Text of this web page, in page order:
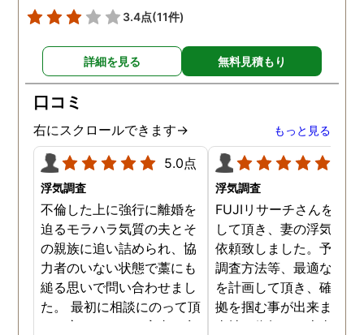
3.4点(11件)
詳細を見る 無料見積もり
口コミ
右にスクロールできます→ もっと見る
5.0点
浮気調査
不倫した上に強行に離婚を
迫るモラハラ気質の夫とそ
の親族に追い詰められ、協
力者のいない状態で藁にも
縋る思いで問い合わせまし
た。 最初に相談にのって頂
いた方も、とても率直に意
浮気調査
FUJIリサーチさんをご紹
して頂き、妻の浮気調査
依頼致しました。予算か
調査方法等、最適なやり
を計画して頂き、確実な
拠を掴む事が出来ました
当社に依頼して本当に良